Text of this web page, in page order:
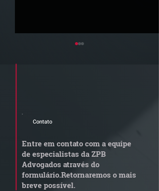
Quem arremata imóvel
dívida condominial
anterior?
Contato
Entre em contato com a equipe
de especialistas da ZPB
Advogados através do
formulário.Retornaremos o mais
breve possível.